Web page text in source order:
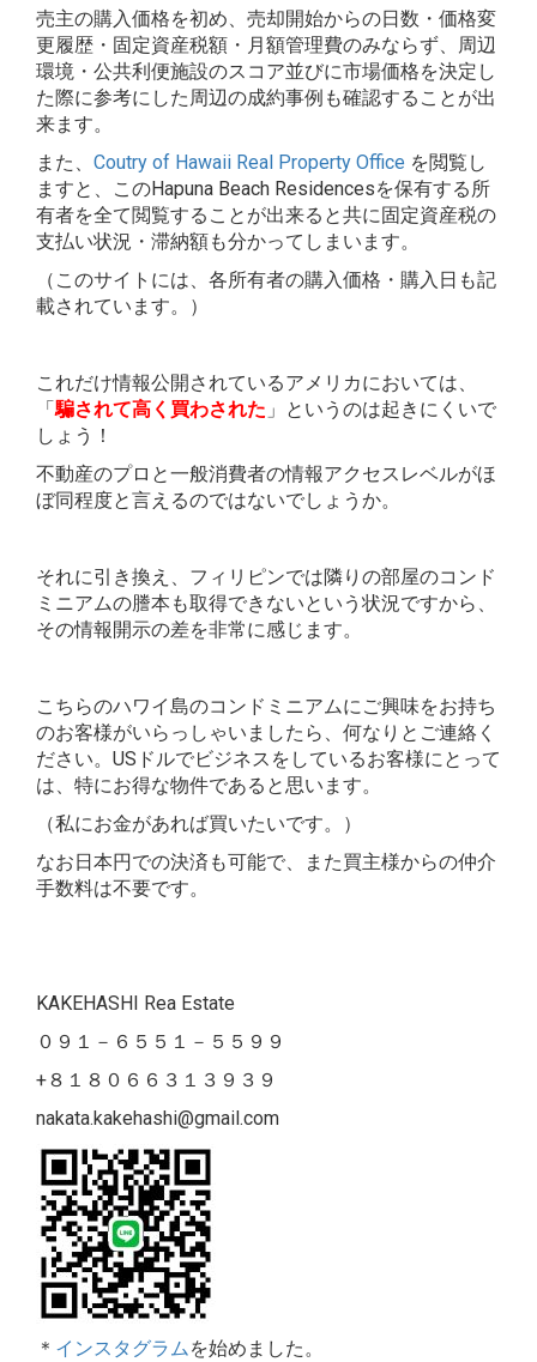
売主の購入価格を初め、売却開始からの日数・価格変
更履歴・固定資産税額・月額管理費のみならず、周辺
環境・公共利便施設のスコア並びに市場価格を決定し
た際に参考にした周辺の成約事例も確認することが出
来ます。
また、 Coutry of Hawaii Real Property Office を閲覧し
ますと、このHapuna Beach Residencesを保有する所
有者を全て閲覧することが出来ると共に固定資産税の
支払い状況・滞納額も分かってしまいます。
（このサイトには、各所有者の購入価格・購入日も記
載されています。）
これだけ情報公開されているアメリカにおいては、
「騙されて高く買わされた 」というのは起きにくいで
しょう！
不動産のプロと一般消費者の情報アクセスレベルがほ
ぼ同程度と言えるのではないでしょうか。
それに引き換え、フィリピンでは隣りの部屋のコンド
ミニアムの謄本も取得できないという状況ですから、
その情報開示の差を非常に感じます。
こちらのハワイ島のコンドミニアムにご興味をお持ち
のお客様がいらっしゃいましたら、何なりとご連絡く
ださい。USドルでビジネスをしているお客様にとって
は、特にお得な物件であると思います。
（私にお金があれば買いたいです。）
なお日本円での決済も可能で、また買主様からの仲介
手数料は不要です。
KAKEHASHI Rea Estate
０９１－６５５１－５５９９
+８１８０６６３１３９３９
nakata.kakehashi@gmail.com
＊ インスタグラムを始めました。